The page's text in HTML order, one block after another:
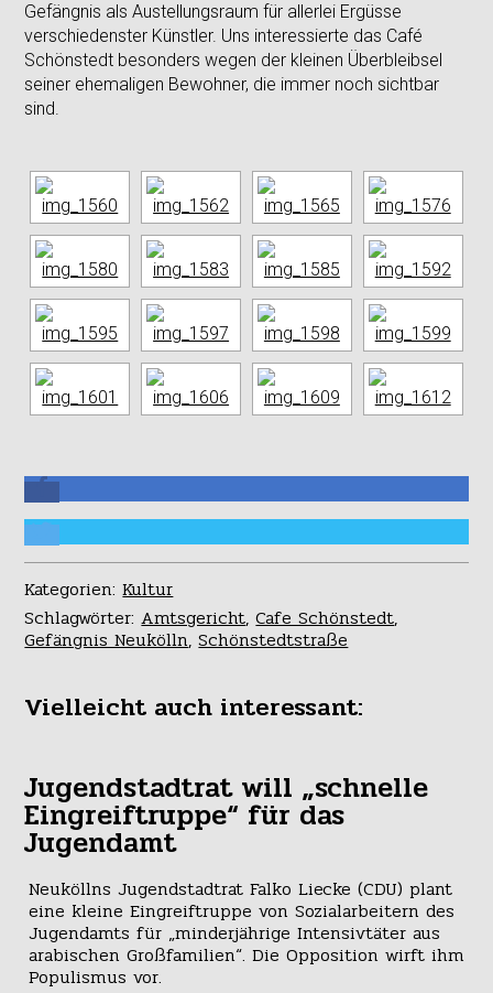
Gefängnis als Austellungsraum für allerlei Ergüsse
verschiedenster Künstler. Uns interessierte das Café
Schönstedt besonders wegen der kleinen Überbleibsel
seiner ehemaligen Bewohner, die immer noch sichtbar
sind.
Kategorien:Kultur
Schlagwörter:Amtsgericht,Cafe Schönstedt,
Gefängnis Neukölln,Schönstedtstraße
Vielleicht auch interessant:
Jugendstadtrat will „schnelle
Eingreiftruppe“ für das
Jugendamt
Neuköllns Jugendstadtrat Falko Liecke (CDU) plant
eine kleine Eingreiftruppe von Sozialarbeitern des
Jugendamts für „minderjährige Intensivtäter aus
arabischen Großfamilien“. Die Opposition wirft ihm
Populismus vor.